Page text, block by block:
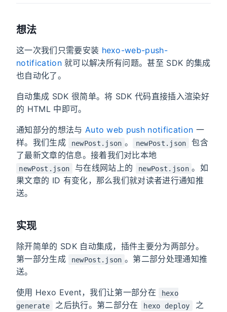
想法
这一次我们只需要安装 hexo-web-push-
notification就可以解决所有问题。甚至 SDK 的集成
也自动化了。
自动集成 SDK 很简单。将 SDK 代码直接插入渲染好
的 HTML 中即可。
通知部分的想法与 Auto web push notification 一
样。我们生成
newPost.json 。 newPost.json
包含
了最新文章的信息。接着我们对比本地
newPost.json 与在线网站上的 newPost.json 。如
果文章的 ID 有变化，那么我们就对读者进行通知推
送。
实现
除开简单的 SDK 自动集成，插件主要分为两部分。
第一部分生成
newPost.json 。第二部分处理通知推
送。
使用 Hexo Event，我们让第一部分在
hexo
generate
之后执行。第二部分在 hexo deploy
之